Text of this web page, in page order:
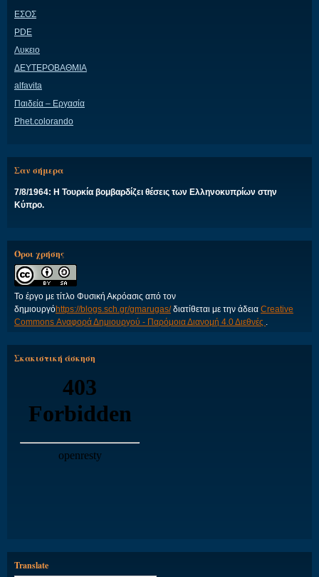
ΕΣΟΣ
PDE
Λυκειο
ΔΕΥΤΕΡΟΒΑΘΜΙΑ
alfavita
Παιδεία – Εργασία
Phet.colorando
Σαν σήμερα
7/8/1964: Η Τουρκία βομβαρδίζει θέσεις των Ελληνοκυπρίων στην
Κύπρο.
Όροι χρήσης
Το έργο με τίτλο Φυσική Ακρόασις από τον
δημιουργόhttps://blogs.sch.gr/gmarugas/διατίθεται με την άδεια Creative
Commons Αναφορά Δημιουργού - Παρόμοια Διανομή 4.0 Διεθνές
Σκακιστική άσκηση
Translate